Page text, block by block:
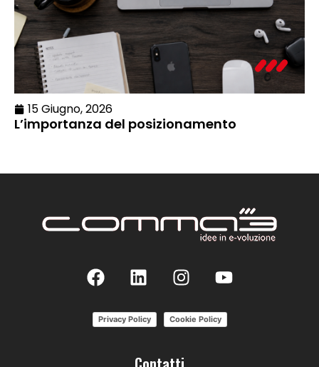
15 Giugno, 2026
L’importanza del posizionamento
Privacy Policy Cookie Policy